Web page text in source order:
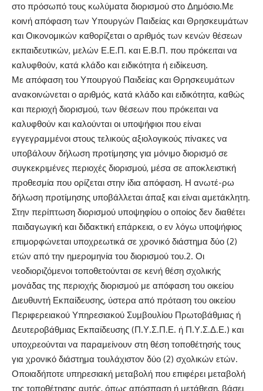
στο πρόσωπό τους κωλύματα διορισμού στο Δημόσιο.Με
κοινή απόφαση των Υπουργών Παιδείας και Θρησκευμάτων
και Οικονομικών καθορίζεται ο αριθμός των κενών θέσεων
εκπαιδευτικών, μελών Ε.Ε.Π. και Ε.Β.Π. που πρόκειται να
καλυφθούν, κατά κλάδο και ειδικότητα ή ειδίκευση.
Με απόφαση του Υπουργού Παιδείας και Θρησκευμάτων
ανακοινώνεται ο αριθμός, κατά κλάδο και ειδικότητα, καθώς
και περιοχή διορισμού, των θέσεων που πρόκειται να
καλυφθούν και καλούνται οι υποψήφιοι που είναι
εγγεγραμμένοι στους τελικούς αξιολογικούς πίνακες να
υποβάλουν δήλωση προτίμησης για μόνιμο διορισμό σε
συγκεκριμένες περιοχές διορισμού, μέσα σε αποκλειστική
προθεσμία που ορίζεται στην ίδια απόφαση. Η ανωτέ-ρω
δήλωση προτίμησης υποβάλλεται άπαξ και είναι αμετάκλητη.
Στην περίπτωση διορισμού υποψηφίου ο οποίος δεν διαθέτει
παιδαγωγική και διδακτική επάρκεια, ο εν λόγω υποψήφιος
επιμορφώνεται υποχρεωτικά σε χρονικό διάστημα δύο (2)
ετών από την ημερομηνία του διορισμού του.2. Οι
νεοδιοριζόμενοι τοποθετούνται σε κενή θέση σχολικής
μονάδας της περιοχής διορισμού με απόφαση του οικείου
Διευθυντή Εκπαίδευσης, ύστερα από πρόταση του οικείου
Περιφερειακού Υπηρεσιακού Συμβουλίου Πρωτοβάθμιας ή
Δευτεροβάθμιας Εκπαίδευσης (Π.Υ.Σ.Π.Ε. ή Π.Υ.Σ.Δ.Ε.) και
υποχρεούνται να παραμείνουν στη θέση τοποθέτησής τους
για χρονικό διάστημα τουλάχιστον δύο (2) σχολικών ετών.
Οποιαδήποτε υπηρεσιακή μεταβολή που επιφέρει μεταβολή
της τοποθέτησης αυτής, όπως απόσπαση ή μετάθεση, βάσει